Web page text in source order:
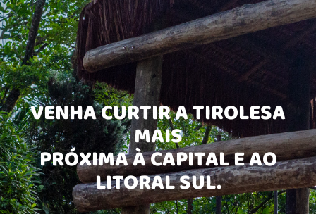
VENHA CURTIR A TIROLESA
MAIS
PRÓXIMA À CAPITAL E AO
LITORAL SUL.